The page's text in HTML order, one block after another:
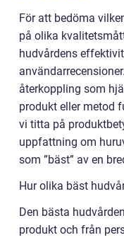
För att bedöma
på olika
hudvårdens
återkoppling som
produkt eller metod
vi titta på
uppfattning om
som ”bäst” av en
Hur olika bäst
Den bästa
produkt och från